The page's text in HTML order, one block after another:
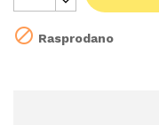
 Rasprodano